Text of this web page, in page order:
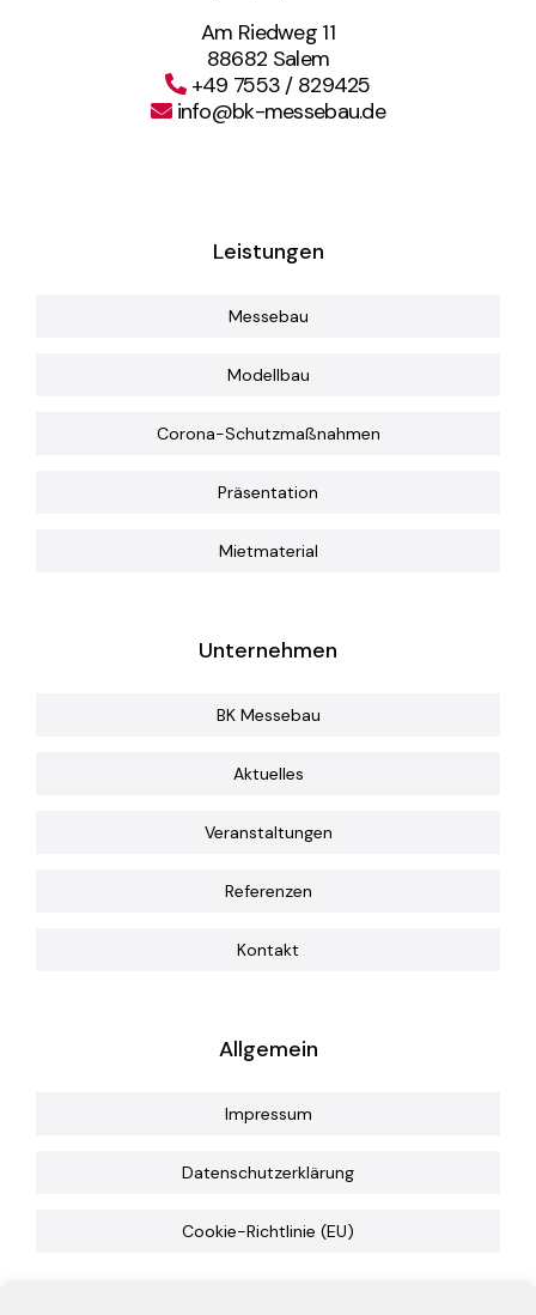
Am Riedweg 11
88682 Salem
+49 7553 / 829425
info@bk-messebau.de
Leistungen
Messebau
Modellbau
Corona-Schutzmaßnahmen
Präsentation
Mietmaterial
Unternehmen
BK Messebau
Aktuelles
Veranstaltungen
Referenzen
Kontakt
Allgemein
Impressum
Datenschutzerklärung
Cookie-Richtlinie (EU)